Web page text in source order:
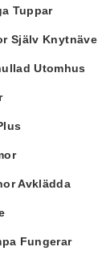
Tuppar
Själv Knytnäve
Utomhus
Avklädda
Fungerar